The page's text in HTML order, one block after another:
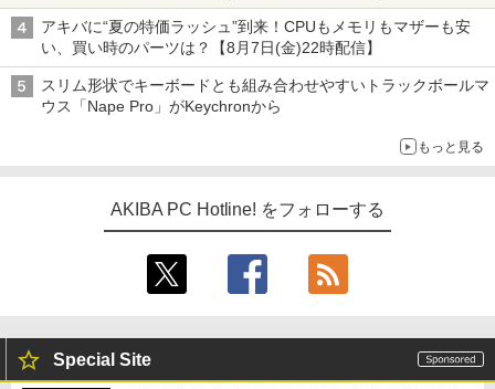
アキバに“夏の特価ラッシュ”到来！CPUもメモリもマザーも安
い、買い時のパーツは？【8月7日(金)22時配信】
スリム形状でキーボードとも組み合わせやすいトラックボールマ
ウス「Nape Pro」がKeychronから
もっと見る
AKIBA PC Hotline! をフォローする
Special Site